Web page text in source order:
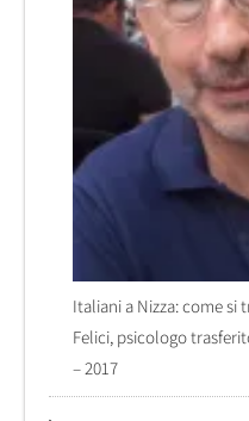
Italiani a Nizza: come si
Felici, psicologo
– 2017